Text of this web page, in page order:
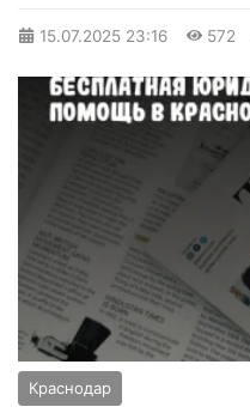
15.07.2025 23:16 572
Краснодар